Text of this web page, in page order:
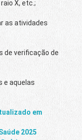
X, etc.;
as atividades
de verificação de
e aquelas
em
2025